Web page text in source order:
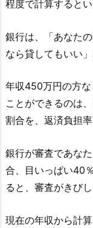
程度で計算するとい
銀行は、「あなた
なら貸してもいい
年収450万円の方な
ことができるのは
割合を、返済負担率
銀行が審査であな
合、目いっぱい40
ると、審査がきびし
現在の年収から計